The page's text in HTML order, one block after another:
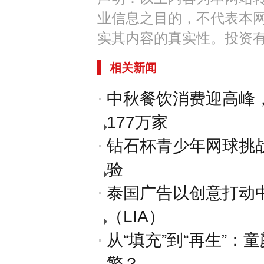
业信息之目的，不代表本
实其内容的真实性。投资
相关新闻
中秋餐饮消费迎高峰
177万家
钻石杯青少年网球挑
验
泰国广告以创意打动
（LIA）
从“填充”到“再生”：